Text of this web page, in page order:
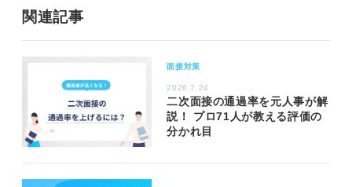
関連記事
面接対策
2026.7.24
二次面接の通過率を元人事が解
説！ プロ71人が教える評価の
分かれ目